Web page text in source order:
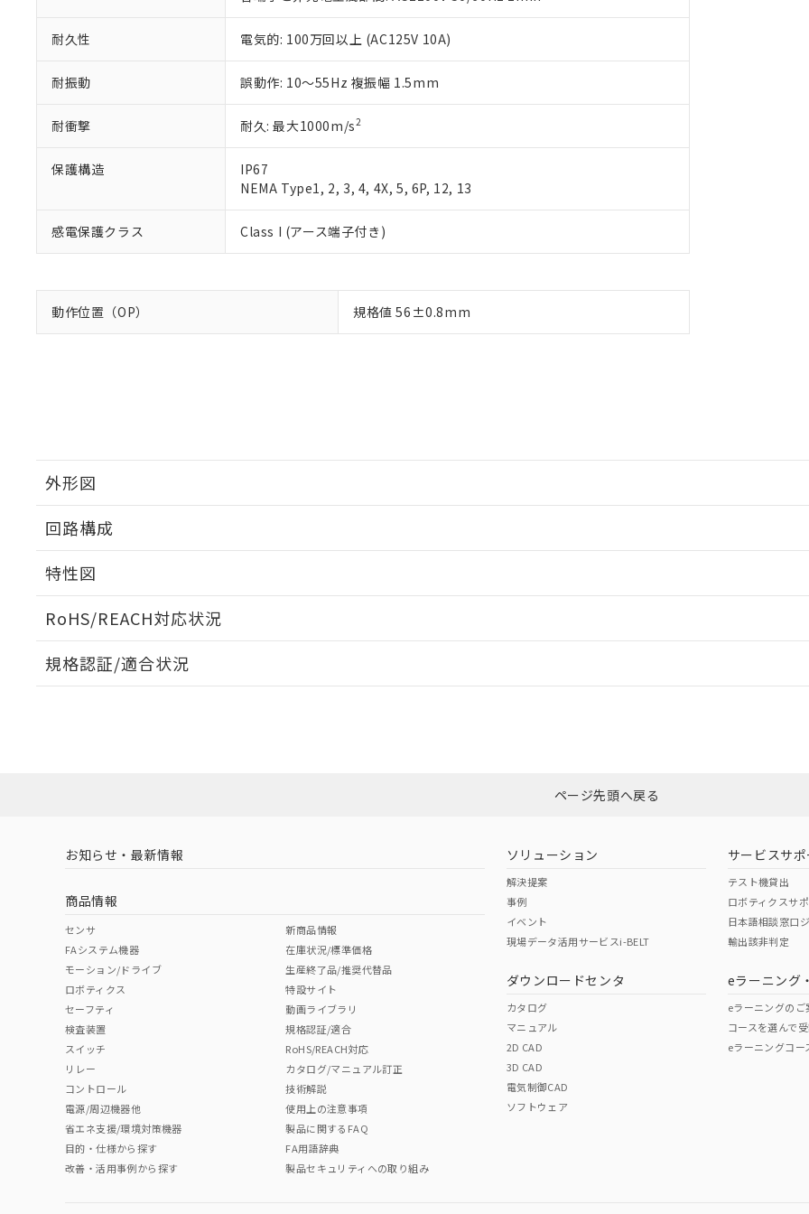
耐久性 電気的: 100万回以上 (AC125V 10A)
耐振動 誤動作: 10～55Hz 複振幅 1.5mm
耐衝撃 耐久: 最大1000m/s2
保護構造
IP67
NEMA Type1, 2, 3, 4, 4X, 5, 6P, 12, 13
感電保護クラス Class I (アース端子付き)
動作位置（OP） 規格値 56±0.8mm
外形図
回路構成
特性図
電気的:
RoHS/REACH対応状況
EU RoHS 注意事項・凡例
ダウンロードはこちら
中国 RoHS 注意事項・凡例
中国 RoHS表
Pb Hg Cr(VI)
"対応済み"や非含有の記載がされた商品であっても、流通在庫等で未対応品が混在する可能性があります。
非含有品が必要な際は、弊社営業部門もしくは販売店へお問い合わせください。
規格認証/適合状況
（イギリス
（ノルウェー
（日本
（アメリカ
この製品の規格認証/適合
その他の認証はこちらのページからご
ページ先頭へ戻る
お知らせ・最新情報
商品情報
センサ
FAシステム機器
モーション/ドライブ
ロボティクス
セーフティ
検査装置
スイッチ
リレー
コントロール
電源/周辺機器他
省エネ支援/環境対策機器
目的・仕様から探す
改善・活用事例から探す
新商品情報
在庫状況/標準価格
生産終了品/推奨代替品
特設サイト
動画ライブラリ
規格認証/適合
RoHS/REACH対応
カタログ/マニュアル訂正
技術解説
使用上の注意事項
製品に関するFAQ
FA用語辞典
製品セキュリティへの取り組み
ソリューション
解決提案
事例
イベント
現場データ活用サービスi-BELT
ダウンロードセンタ
カタログ
マニュアル
2D CAD
3D CAD
電気制御CAD
ソフトウェア
サービスサポ
テスト機貸出
ロボティクスサ
日本語相談窓口
輸出該非判定
eラーニング
eラーニングのご
コースを選んで
eラーニングコー